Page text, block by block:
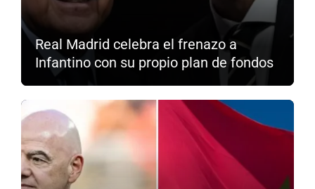
Real Madrid celebra el frenazo a
Infantino con su propio plan de fondos